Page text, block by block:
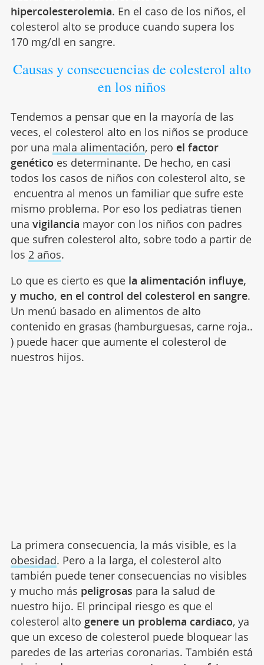
hipercolesterolemia. En el caso de los niños, el
colesterol alto se produce cuando supera los
170 mg/dl en sangre.
Causas y consecuencias de colesterol alto
en los niños
Tendemos a pensar que en la mayoría de las
veces, el colesterol alto en los niños se produce
por una mala alimentación, pero el factor
genético es determinante. De hecho, en casi
todos los casos de niños con colesterol alto, se
encuentra al menos un familiar que sufre este
mismo problema. Por eso los pediatras tienen
una vigilancia mayor con los niños con padres
que sufren colesterol alto, sobre todo a partir de
los 2 años.
Lo que es cierto es quela alimentación influye,
y mucho, en el control del colesterol en sangre.
Un menú basado en alimentos de alto
contenido en grasas (hamburguesas, carne roja..
) puede hacer que aumente el colesterol de
nuestros hijos.
La primera consecuencia, la más visible, es la
obesidad. Pero a la larga, el colesterol alto
también puede tener consecuencias no visibles
y mucho más peligrosas para la salud de
nuestro hijo. El principal riesgo es que el
colesterol alto genere un problema cardiaco, ya
que un exceso de colesterol puede bloquear las
paredes de las arterias coronarias. También está